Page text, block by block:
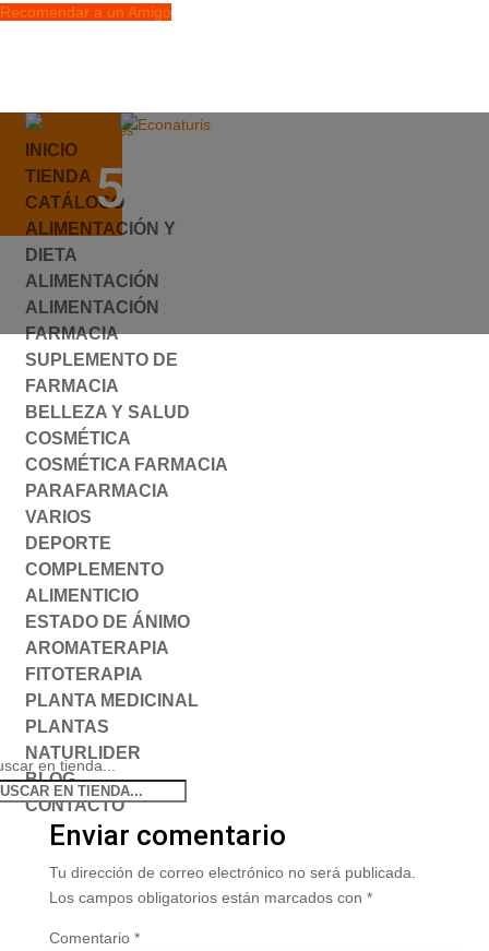
Recomendar a un Amigo
info@econaturis.es
Mi cuenta
Checkout
0 elementos
INICIO
TIENDA
CATÁLOGO
ALIMENTACIÓN Y
DIETA
ALIMENTACIÓN
ALIMENTACIÓN
FARMACIA
SUPLEMENTO DE
FARMACIA
BELLEZA Y SALUD
COSMÉTICA
COSMÉTICA FARMACIA
PARAFARMACIA
VARIOS
DEPORTE
COMPLEMENTO
ALIMENTICIO
ESTADO DE ÁNIMO
AROMATERAPIA
FITOTERAPIA
PLANTA MEDICINAL
PLANTAS
NATURLIDER
BLOG
CONTACTO
en tienda...
501213.JPG
Enviar comentario
Tu dirección de correo electrónico no será publicada.
Los campos obligatorios están marcados con *
Comentario *